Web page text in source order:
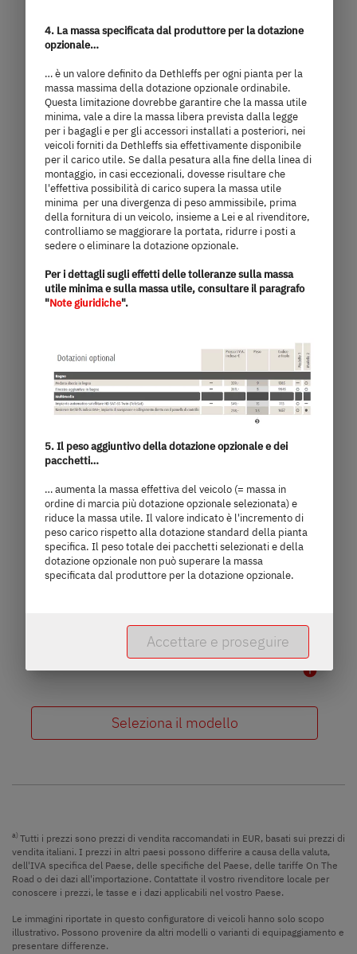
97.220,– €
Prezzo daa)
4 persone
7,4 m
lunghezza
3.499 kg
Massa massima tecnicamente
ammissibile
Seleziona il modello
I 7057 EBL
97.520,– €
Prezzo daa)
4 persone
Posti letto
Massa massima tecnicamente
ammissibile
Seleziona il modello
a) Tutti i prezzi sono prezzi di vendita raccomandati in EUR, basati sui prezzi di
vendita italiani. I prezzi in altri paesi possono differire a causa della valuta,
dell'IVA specifica del Paese, delle specifiche del Paese, delle tariffe On The
Road o dei dazi all'importazione. Contattate il vostro rivenditore locale per
conoscere i prezzi, le tasse e i dazi applicabili nel vostro Paese.
Le immagini riportate in questo configuratore di veicoli hanno solo scopo
illustrativo. Possono provenire da altri modelli o varianti di equipaggiamento e
presentare differenze.
4. La massa specificata dal produttore per la dotazione
opzionale…
… è un valore definito da Dethleffs per ogni pianta per la
massa massima della dotazione opzionale ordinabile.
Questa limitazione dovrebbe garantire che la massa utile
minima, vale a dire la massa libera prevista dalla legge
per i bagagli e per gli accessori installati a posteriori, nei
veicoli forniti da Dethleffs sia effettivamente disponibile
per il carico utile. Se dalla pesatura alla fine della linea di
montaggio, in casi eccezionali, dovesse risultare che
l'effettiva possibilità di carico supera la massa utile
minima per una divergenza di peso ammissibile, prima
della fornitura di un veicolo, insieme a Lei e al rivenditore,
controlliamo se maggiorare la portata, ridurre i posti a
sedere o eliminare la dotazione opzionale.
Per i dettagli sugli effetti delle tolleranze sulla massa
utile minima e sulla massa utile, consultare il paragrafo
"Note giuridiche".
5. Il peso aggiuntivo della dotazione opzionale e dei
pacchetti…
… aumenta la massa effettiva del veicolo (= massa in
ordine di marcia più dotazione opzionale selezionata) e
riduce la massa utile. Il valore indicato è l'incremento di
peso carico rispetto alla dotazione standard della pianta
specifica. Il peso totale dei pacchetti selezionati e della
dotazione opzionale non può superare la massa
specificata dal produttore per la dotazione opzionale.
Accettare e proseguire